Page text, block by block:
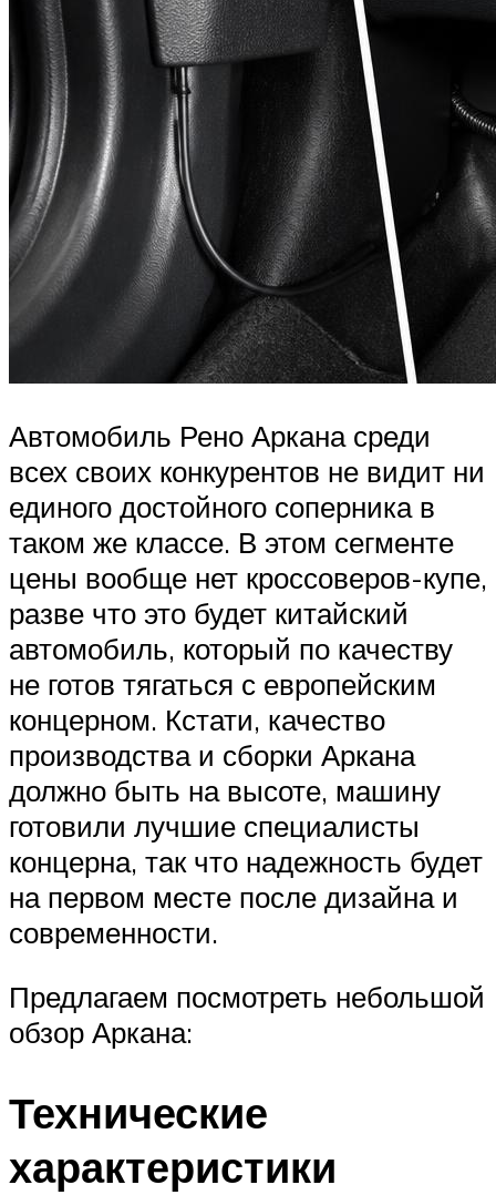
Автомобиль Рено Аркана среди
всех своих конкурентов не видит ни
единого достойного соперника в
таком же классе. В этом сегменте
цены вообще нет кроссоверов-купе,
разве что это будет китайский
автомобиль, который по качеству
не готов тягаться с европейским
концерном. Кстати, качество
производства и сборки Аркана
должно быть на высоте, машину
готовили лучшие специалисты
концерна, так что надежность будет
на первом месте после дизайна и
современности.
Предлагаем посмотреть небольшой
обзор Аркана:
Технические
характеристики